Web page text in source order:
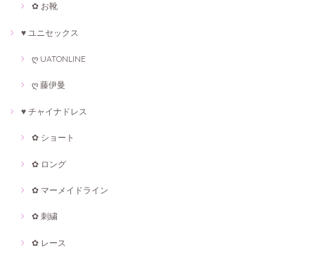
✿ お靴
♥ ユニセックス
ღ UATONLINE
ღ 藤伊曼
♥ チャイナドレス
✿ ショート
✿ ロング
✿ マーメイドライン
✿ 刺繍
✿ レース